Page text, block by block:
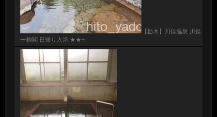
【栃木】川俣温泉 川俣
一柳閣 日帰り入浴 ★★+